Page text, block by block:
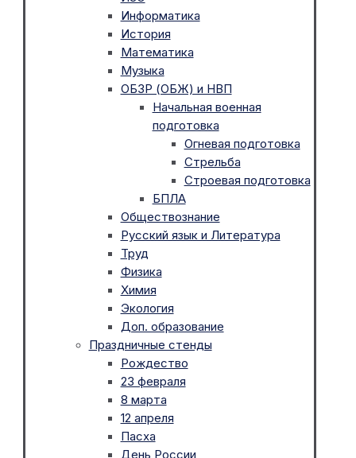
Информатика
История
Математика
Музыка
ОБЗР (ОБЖ) и НВП
Начальная военная
подготовка
Огневая подготовка
Стрельба
Строевая подготовка
БПЛА
Обществознание
Русский язык и Литература
Труд
Физика
Химия
Экология
Доп. образование
Праздничные стенды
Рождество
23 февраля
8 марта
12 апреля
Пасха
День России